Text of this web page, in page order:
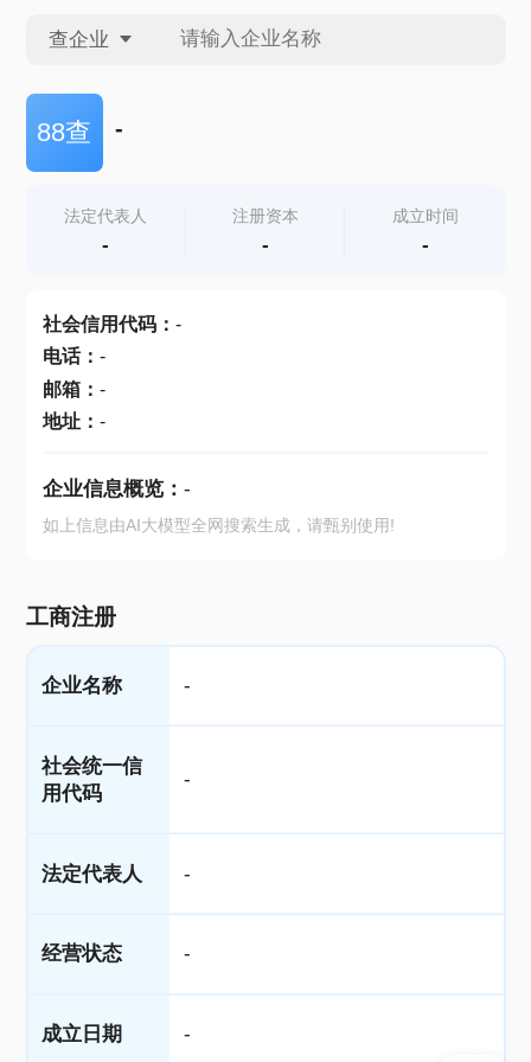
查企业
查企业
查产地
88查 -
法定代表人
-
注册资本
-
成立时间
-
社会信用代码： -
电话： -
邮箱： -
地址： -
企业信息概览： -
如上信息由AI大模型全网搜索生成，请甄别使用!
工商注册
企业名称 -
社会统一信
用代码
-
法定代表人 -
经营状态 -
成立日期 -